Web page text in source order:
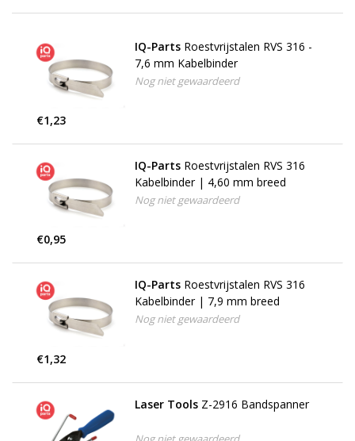
IQ-Parts Roestvrijstalen RVS 316 -
7,6 mm Kabelbinder
Nog niet gewaardeerd
€1,23
IQ-Parts Roestvrijstalen RVS 316
Kabelbinder | 4,60 mm breed
Nog niet gewaardeerd
€0,95
IQ-Parts Roestvrijstalen RVS 316
Kabelbinder | 7,9 mm breed
Nog niet gewaardeerd
€1,32
Laser Tools Z-2916 Bandspanner